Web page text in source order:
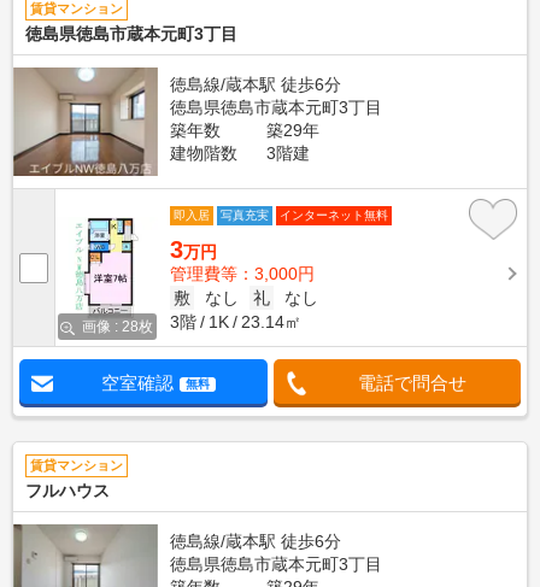
賃貸マンション
徳島県徳島市蔵本元町3丁目
徳島線/蔵本駅 徒歩6分
徳島県徳島市蔵本元町3丁目
築年数
築29年
建物階数
3階建
画像 : 28枚
即入居 写真充実 インターネット無料
3万円
管理費等：3,000円
敷
なし 礼
なし
3階
1K 23.14㎡
空室確認 無料 電話で問合せ
賃貸マンション
フルハウス
徳島線/蔵本駅 徒歩6分
徳島県徳島市蔵本元町3丁目